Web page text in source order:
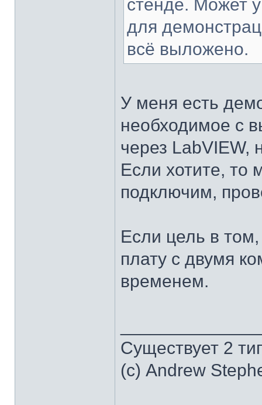
стенде. Может
для
всё выложено.
У меня есть
необходимое с
через LabVIEW,
Если хотите, то
подключим,
Если цель в
плату с двумя
временем.
Существует 2
(с) Andrew